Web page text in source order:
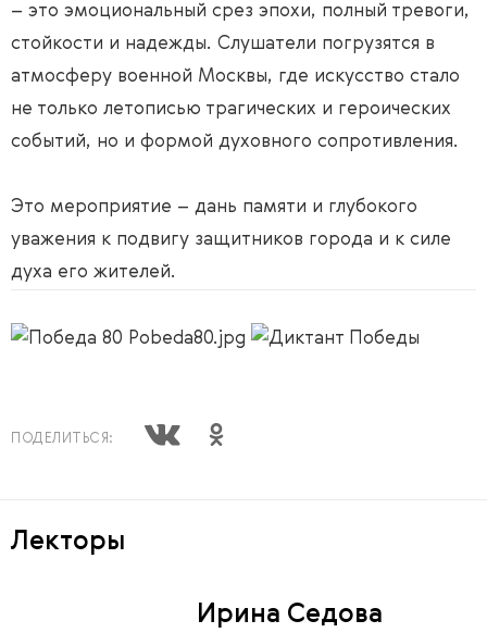
– это эмоциональный срез эпохи, полный тревоги,
стойкости и надежды. Слушатели погрузятся в
атмосферу военной Москвы, где искусство стало
не только летописью трагических и героических
событий, но и формой духовного сопротивления.
Это мероприятие – дань памяти и глубокого
уважения к подвигу защитников города и к силе
духа его жителей.
ПОДЕЛИТЬСЯ:
Лекторы
Ирина Седова